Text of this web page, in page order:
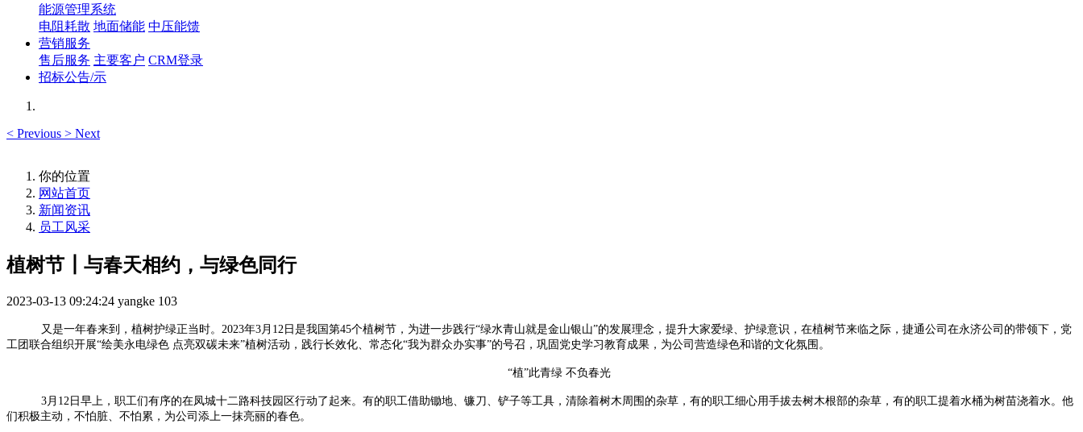
能源管理系统
电阻耗散 地面储能 中压能馈
营销服务
售后服务 主要客户 CRM登录
招标公告/示
< Previous > Next
你的位置
网站首页
新闻资讯
员工风采
植树节┃与春天相约，与绿色同行
2023-03-13 09:24:24 yangke 103
又是一年春来到，植树护绿正当时。2023年3月12日是我国第45个植树节，为进一步践行“绿水青山就是金山银山”的发展理念，提升大家爱绿、护绿意识，在植树节来临之际，捷通公司在永济公司的带领下，党
工团联合组织开展“绘美永电绿色 点亮双碳未来”植树活动，践行长效化、常态化“我为群众办实事”的号召，巩固党史学习教育成果，为公司营造绿色和谐的文化氛围。
“植”此青绿 不负春光
3月12日早上，职工们有序的在凤城十二路科技园区行动了起来。有的职工借助锄地、镰刀、铲子等工具，清除着树木周围的杂草，有的职工细心用手拔去树木根部的杂草，有的职工提着水桶为树苗浇着水。他
们积极主动，不怕脏、不怕累，为公司添上一抹亮丽的春色。